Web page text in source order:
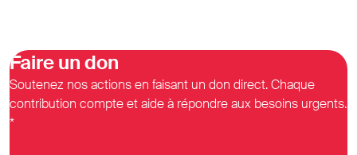
Faire un don
Soutenez nos actions en faisant un don direct. Chaque
contribution compte et aide à répondre aux besoins urgents.
*